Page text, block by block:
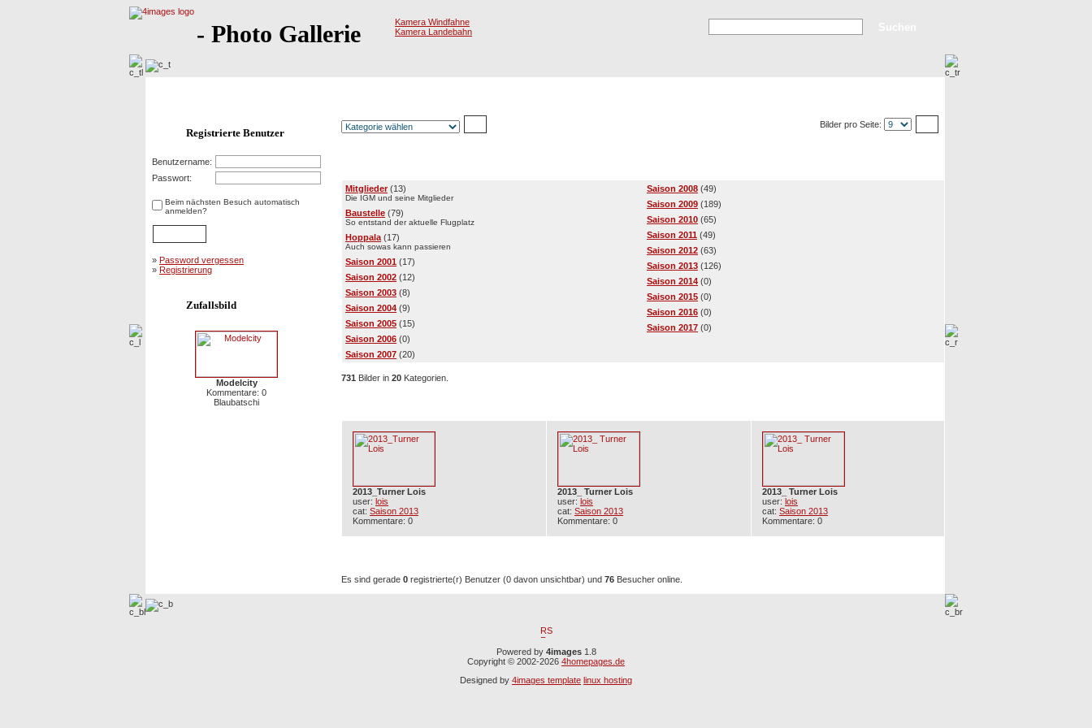
- Photo Gallerie
Kamera Windfahne
Kamera Landebahn
Registrierte Benutzer
Benutzername:
Passwort:
Beim nächsten Besuch automatisch
anmelden?
» Password vergessen
» Registrierung
Zufallsbild
Modelcity
Kommentare: 0
Blaubatschi
Bilder pro Seite:
Mitglieder(13)
Die IGM und seine Mitglieder
Baustelle (79)
So entstand der aktuelle Flugplatz
Hoppala (17)
Auch sowas kann passieren
Saison 2001 (17)
Saison 2002 (12)
Saison 2003 (8)
Saison 2004 (9)
Saison 2005 (15)
Saison 2006 (0)
Saison 2007 (20)
Saison 2008 (49)
Saison 2009 (189)
Saison 2010 (65)
Saison 2011 (49)
Saison 2012 (63)
Saison 2013 (126)
Saison 2014 (0)
Saison 2015 (0)
Saison 2016 (0)
Saison 2017 (0)
731 Bilder in 20 Kategorien.
2013_Turner Lois
user: lois
cat: Saison 2013
Kommentare: 0
2013_ Turner Lois
user: lois
cat: Saison 2013
Kommentare: 0
2013_ Turner Lois
user: lois
cat: Saison 2013
Kommentare: 0
Es sind gerade 0 registrierte(r) Benutzer (0 davon unsichtbar) und 76 Besucher online.
Powered by 4images1.8
Copyright © 2002-2026 4homepages.de
Designed by 4images template linux hosting